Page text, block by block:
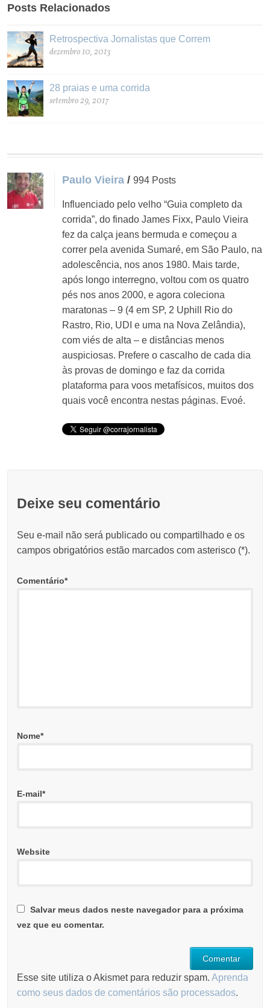
Posts Relacionados
Retrospectiva Jornalistas que Correm
dezembro 10, 2013
28 praias e uma corrida
setembro 29, 2017
Paulo Vieira /994 Posts
Influenciado pelo velho “Guia completo da
corrida”, do finado James Fixx, Paulo Vieira
fez da calça jeans bermuda e começou a
correr pela avenida Sumaré, em São Paulo, na
adolescência, nos anos 1980. Mais tarde,
após longo interregno, voltou com os quatro
pés nos anos 2000, e agora coleciona
maratonas – 9 (4 em SP, 2 Uphill Rio do
Rastro, Rio, UDI e uma na Nova Zelândia),
com viés de alta – e distâncias menos
auspiciosas. Prefere o cascalho de cada dia
às provas de domingo e faz da corrida
plataforma para voos metafísicos, muitos dos
quais você encontra nestas páginas. Evoé.
Deixe seu comentário
Seu e-mail não será publicado ou compartilhado e os
campos obrigatórios estão marcados com asterisco (*).
Comentário*
Nome*
E-mail*
Website
Salvar meus dados neste navegador para a próxima
vez que eu comentar.
Esse site utiliza o Akismet para reduzir spam.Aprenda
como seus dados de comentários são processados.